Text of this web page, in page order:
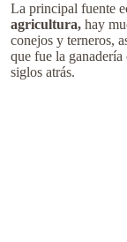
La principal fuente
agricultura, hay
conejos y terneros,
que fue la
siglos atrás.